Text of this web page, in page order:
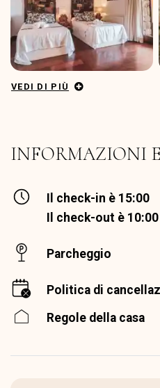
VEDI DI PIÙ
INFORMAZIONI
Il check-in è 15:00
Il check-out è 10:00
Parcheggio
Politica di
Regole della casa